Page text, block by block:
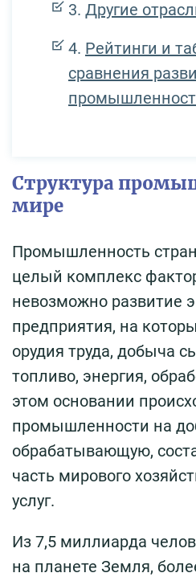
Другие
Рейтинги и
сравнения
Структура
мире
Промышленность
целый комплекс
невозможно развитие
предприятия, на
орудия труда, добыча
топливо, энергия,
этом основании
промышленности на
обрабатывающую,
часть мирового
услуг.
Из 7,5 миллиарда
на планете Земля,